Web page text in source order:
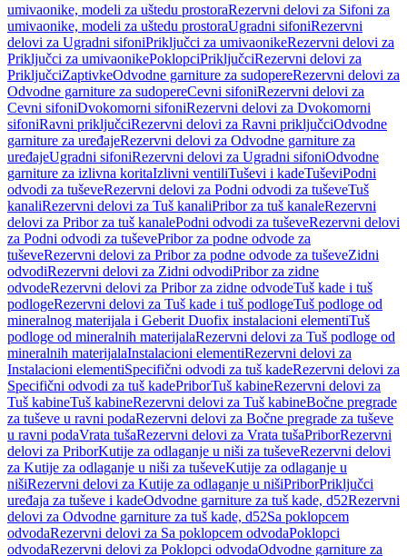
umivaonike, modeli za uštedu prostoraRezervni delovi za Sifoni za
umivaonike, modeli za uštedu prostoraUgradni sifoniRezervni
delovi za Ugradni sifoniPriključci za umivaonikeRezervni delovi za
Priključci za umivaonikePoklopciPriključciRezervni delovi za
PriključciZaptivkeOdvodne garniture za sudopereRezervni delovi za
Odvodne garniture za sudopereCevni sifoniRezervni delovi za
Cevni sifoniDvokomorni sifoniRezervni delovi za Dvokomorni
sifoniRavni priključciRezervni delovi za Ravni priključciOdvodne
garniture za uređajeRezervni delovi za Odvodne garniture za
uređajeUgradni sifoniRezervni delovi za Ugradni sifoniOdvodne
garniture za izlivna koritaIzlivni ventiliTuševi i kadeTuševiPodni
odvodi za tuševeRezervni delovi za Podni odvodi za tuševeTuš
kanaliRezervni delovi za Tuš kanaliPribor za tuš kanaleRezervni
delovi za Pribor za tuš kanalePodni odvodi za tuševeRezervni delovi
za Podni odvodi za tuševePribor za podne odvode za
tuševeRezervni delovi za Pribor za podne odvode za tuševeZidni
odvodiRezervni delovi za Zidni odvodiPribor za zidne
odvodeRezervni delovi za Pribor za zidne odvodeTuš kade i tuš
podlogeRezervni delovi za Tuš kade i tuš podlogeTuš podloge od
mineralnog materijala i Geberit Duofix instalacioni elementiTuš
podloge od mineralnih materijalaRezervni delovi za Tuš podloge od
mineralnih materijalaInstalacioni elementiRezervni delovi za
Instalacioni elementiSpecifični odvodi za tuš kadeRezervni delovi za
Specifični odvodi za tuš kadePriborTuš kabineRezervni delovi za
Tuš kabineTuš kabineRezervni delovi za Tuš kabineBočne pregrade
za tuševe u ravni podaRezervni delovi za Bočne pregrade za tuševe
u ravni podaVrata tušaRezervni delovi za Vrata tušaPriborRezervni
delovi za PriborKutije za odlaganje u niši za tuševeRezervni delovi
za Kutije za odlaganje u niši za tuševeKutije za odlaganje u
nišiRezervni delovi za Kutije za odlaganje u nišiPriborPriključci
uređaja za tuševe i kadeOdvodne garniture za tuš kade, d52Rezervni
delovi za Odvodne garniture za tuš kade, d52Sa poklopcem
odvodaRezervni delovi za Sa poklopcem odvodaPoklopci
odvodaRezervni delovi za Poklopci odvodaOdvodne garniture za